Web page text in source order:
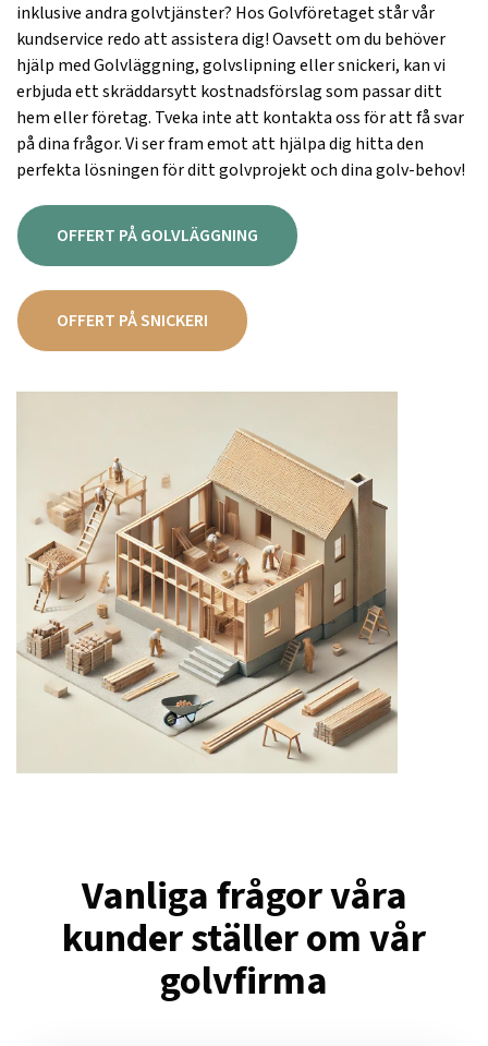
inklusive andra golvtjänster? Hos Golvföretaget står vår
kundservice redo att assistera dig! Oavsett om du behöver
hjälp med Golvläggning, golvslipning eller snickeri, kan vi
erbjuda ett skräddarsytt kostnadsförslag som passar ditt
hem eller företag. Tveka inte att kontakta oss för att få svar
på dina frågor. Vi ser fram emot att hjälpa dig hitta den
perfekta lösningen för ditt golvprojekt och dina golv-behov!
OFFERT PÅ GOLVLÄGGNING
OFFERT PÅ SNICKERI
Vanliga frågor våra
kunder ställer om vår
golvfirma